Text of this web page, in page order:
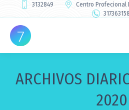
3132849
Centro Profecional
ARCHIVOS
2020